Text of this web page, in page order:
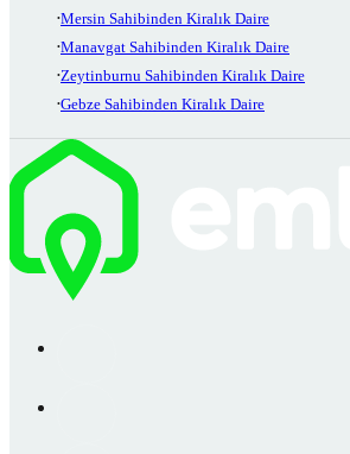
Mersin Sahibinden Kiralık Daire
Manavgat Sahibinden Kiralık Daire
Zeytinburnu Sahibinden Kiralık Daire
Gebze Sahibinden Kiralık Daire